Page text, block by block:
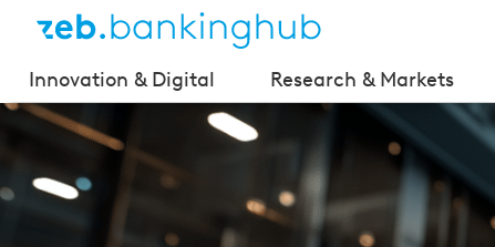
Innovation & Digital Research & Markets